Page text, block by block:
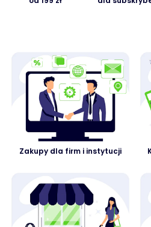
Zakupy dla firm i instytucji